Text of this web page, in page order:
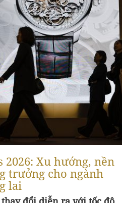
2026: Xu hướng, nền
trưởng cho ngành
lai